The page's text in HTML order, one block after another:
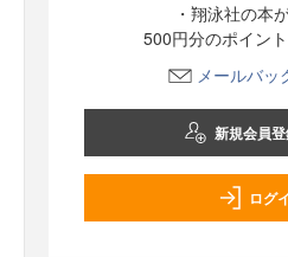
・翔泳社の本
500円分のポイン
メールバッ
新規会員
ログ